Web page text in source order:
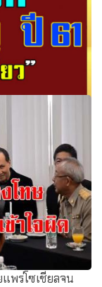
สอบเพียงรอบ
พร่โซเชียลจน